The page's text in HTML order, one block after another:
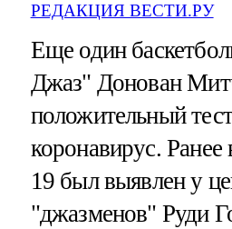
РЕДАКЦИЯ ВЕСТИ.РУ
Еще один
Джаз" Донован
положительный
коронавирус.
19 был выявлен у
"джазменов" Руди